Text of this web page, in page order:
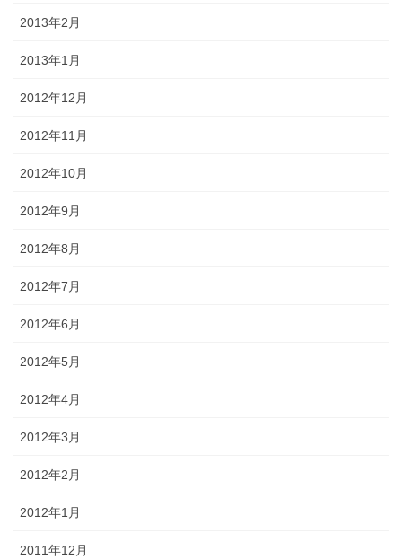
2013年2月
2013年1月
2012年12月
2012年11月
2012年10月
2012年9月
2012年8月
2012年7月
2012年6月
2012年5月
2012年4月
2012年3月
2012年2月
2012年1月
2011年12月